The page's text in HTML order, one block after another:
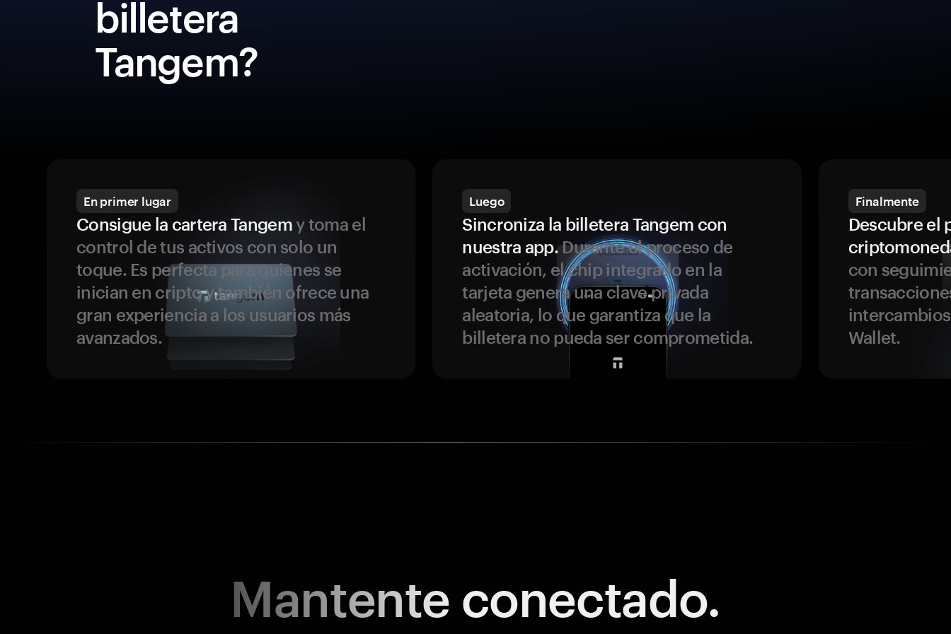
billetera
Tangem?
En primer lugar
Consigue la cartera Tangemy toma el
control de tus activos con solo un
toque. Es perfecta para quienes se
inician en cripto y también ofrece una
gran experiencia a los usuarios más
avanzados.
Luego
Sincroniza la billetera Tangem con
nuestra app.Durante el proceso de
activación, el chip integrado en la
tarjeta genera una clave privada
aleatoria, lo que garantiza que la
billetera no pueda ser comprometida.
Finalmente
Descubre el
con
Wallet.
Mantente conectado.